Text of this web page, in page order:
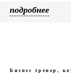
подробнее
Бизнес тренер,